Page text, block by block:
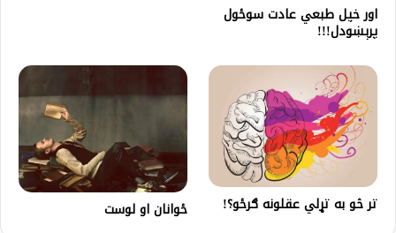
اور خپل طبعي عادت سوځول
پرېښودل!!!
تر څو به تړلي عقلونه ګرځو؟! ځوانان او لوست